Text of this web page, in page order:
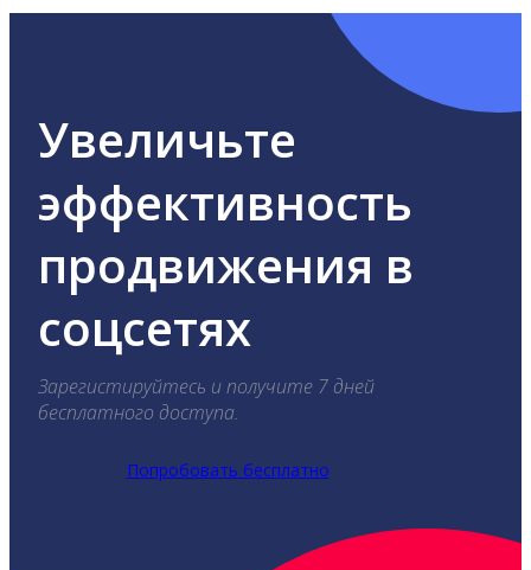
Увеличьте
эффективность
продвижения в
соцсетях
Зарегистируйтесь и получите 7 дней
бесплатного доступа.
Попробовать бесплатно